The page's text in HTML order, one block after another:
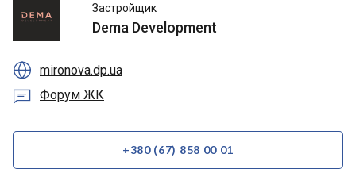
Development
Застройщик
Dema Development
 mironova.dp.ua
 Форум ЖК
+380 (67) 858 00 01